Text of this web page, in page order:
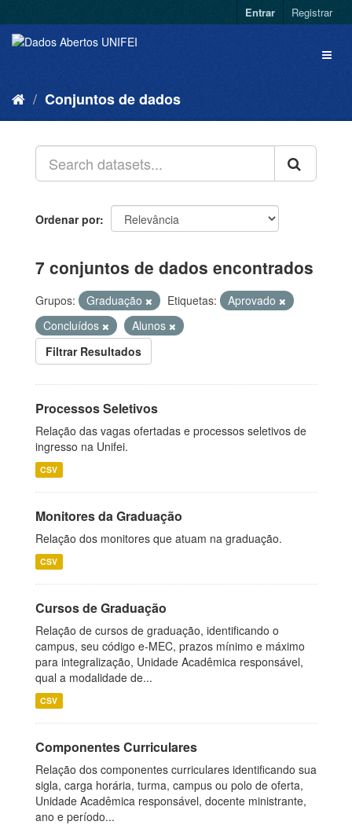
Entrar Registrar
Conjuntos de dados
Ordenar por
7 conjuntos de dados encontrados
Grupos: Graduação Etiquetas:
Aprovado
Concluídos
Alunos
Filtrar Resultados
Processos Seletivos
Relação das vagas ofertadas e processos seletivos de
ingresso na Unifei.
CSV
Monitores da Graduação
Relação dos monitores que atuam na graduação.
CSV
Cursos de Graduação
Relação de cursos de graduação, identificando o
campus, seu código e-MEC, prazos mínimo e máximo
para integralização, Unidade Acadêmica responsável,
qual a modalidade de...
CSV
Componentes Curriculares
Relação dos componentes curriculares identificando sua
sigla, carga horária, turma, campus ou polo de oferta,
Unidade Acadêmica responsável, docente ministrante,
ano e período...